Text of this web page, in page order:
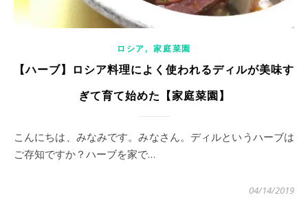
ロシア,家庭菜園
【ハーブ】ロシア料理によく使われるディルが美味す
ぎて育て始めた【家庭菜園】
こんにちは、みなみです。みなさん。ディルというハーブは
ご存知ですか？ハーブを家で…
04/14/2019